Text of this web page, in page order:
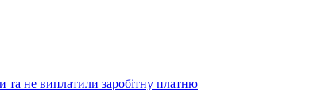
та не виплатили заробітну платню